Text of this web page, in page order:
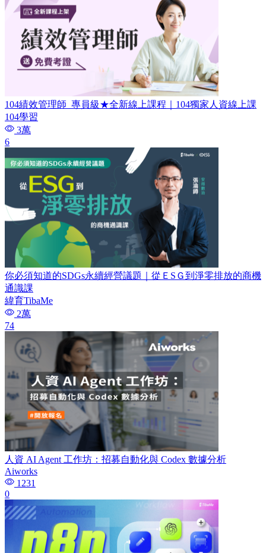
104績效管理師​_專員級★全新線上課程｜104獨家人資線上課
104學習
3萬
6
你必須知道的SDGs永續經營議題｜從ＥSＧ到淨零排放的商機
通識課
緯育TibaMe
2萬
74
人資 AI Agent 工作坊：招募自動化與 Codex 數據分析
Aiworks
1231
0